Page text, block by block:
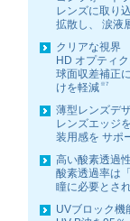
レンズに取り
拡散し、
涙液
クリアな視界
HD オプティ
球面収差補正
けを軽減 ※7
薄型レンズデ
レンズエッジ
装用感を サポ
高い酸素透過性
酸素透過率は
瞳に必要とさ
UVブロック機